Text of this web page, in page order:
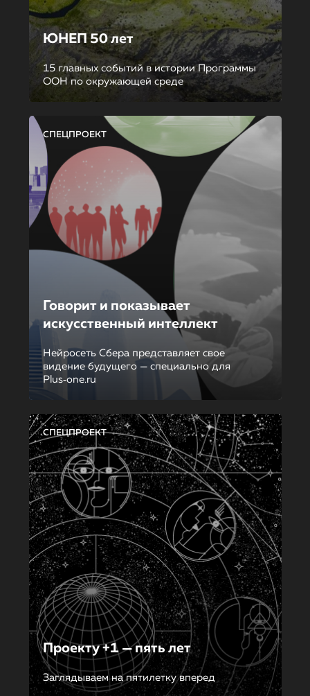
ЮНЕП 50 лет
15 главных событий в истории Программы
ООН по окружающей среде
СПЕЦПРОЕКТ
Говорит и показывает
искусственный интеллект
Нейросеть Сбера представляет свое
видение будущего — специально для
Plus‑one.ru
СПЕЦПРОЕКТ
Проекту +1 — пять лет
Заглядываем на пятилетку вперед